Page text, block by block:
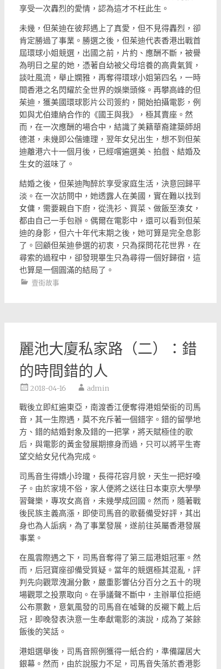
享受一次轟烈的愛情， 認為這才不枉此生。
未幾，但茱迪在彼邦遇上了真愛，但不見得轟烈， 卻
肯定勝過了事業。勝選之後， 但茱迪代表香港出戰首
屆環球小姐競選，出國之前，片約、 應酬不斷，被譽
為明日之星的她，憑著自幼被父母培養的高貴氣質，
談吐風流，舉止嫻雅，再奪得環球小姐第四名， 一時
間香港之名閃耀於全世界的娛樂頭條。再攀高峰的但
茱迪， 獲美國環球影片公司簽約，開始拍攝電影，例
如與尤伯連納合作的《 國王與我》，極其賣座。然
而，在一次應酬的場合中， 結識了美籍華裔建築師胡
德湛，未幾即公偕連理，翌年女兒出生， 想不到但茱
迪離港六十一個月後，已經嚐遍選美、拍戲、 結婚及
生女的滋味了。
結婚之後，但茱迪陶醉於享受家庭生活，決意回歸平
淡。 在一次訪問中，她透露人在美國，實在難以找到
女傭， 需要親自下廚，從洗衫、買菜、做飯至湊女，
都由自己一手包辦。 偶爾在電影中，還可以看到但茱
迪的身影，但六十年代末期之後， 她可算是完全息影
了。回顧但茱迪參選的初衷，只為探問花花世界， 在
尋索的過程中，卻發現畢生只為尋得一個好歸宿， 這
也算是一個圓滿的結局了。
壹街故事
麗池大廈私家路（二）：錯
的時間錯的人
2018-04-16 admin
戰後立即紅遍東亞，南渡香江便奪得港姐榮銜的司馬
音， 其一生際遇，莫不充斥著一個錯字。錯的留學地
方、 錯的結婚對象及錯的一把掌，將天賦極佳的歌
后， 與電影的黃金發展期擦身而過， 只可以將平生寄
望交給女兒代為完成。
司馬音生得嬌小玲瓏，長得花容月貌，天生一把好嗓
子。 由於家境不俗，家人便將之送往日本東京大學學
習聲樂， 專攻女高音，未幾學成回國。然而，隨著戰
後民族主義高漲， 即使司馬音的歌藝備受好評，其出
身也為人詬病，為了事業發展， 遂前往英屬香港發展
事業。
在風雲際遇之下，司馬音奪得了第三屆港姐冠軍。然
而， 后冠寶座卻備受質疑。當年的競選極其混亂， 評
判先向觀眾洩漏分數， 嚴重影響佔分百分之五十的現
場觀眾之投票取向。在爭議聲不斷中， 主辦單位拒絕
公布票數， 意氣風發的司馬音在噓聲的反襯下戴上后
冠， 即晚發表決意一生奉獻電影的演說，成為了茶餘
飯後的笑話。
港姐選舉後，司馬音照例獲得一紙合約，準備躍居大
銀幕。然而，由於說服力不足，司馬音失落於香港影